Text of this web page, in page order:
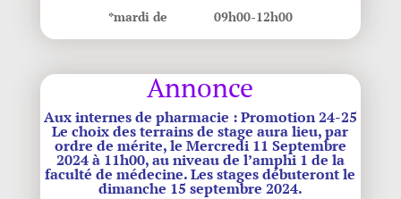
*mardi de 09h00-12h00
Annonce
Aux internes de pharmacie : Promotion 24-25
Le choix des terrains de stage aura lieu, par
ordre de mérite, le Mercredi 11 Septembre
2024 à 11h00, au niveau de l’amphi 1 de la
faculté de médecine. Les stages débuteront le
dimanche 15 septembre 2024.